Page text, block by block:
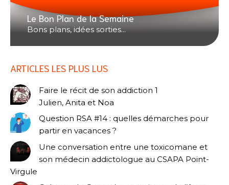
Le Bon Plan de la Semaine
Bons plans, idées sorties...
ARTICLES LES PLUS LUS
Faire le récit de son addiction 1
Julien, Anita et Noa
Question RSA #14 : quelles démarches pour
partir en vacances ?
Une conversation entre une toxicomane et
son médecin addictologue au CSAPA Point-
Virgule